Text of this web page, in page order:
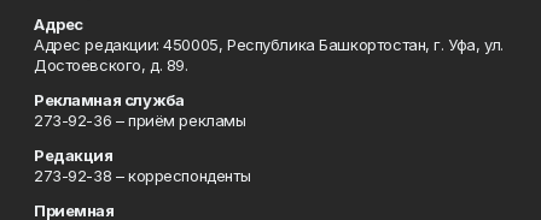
Адрес
Адрес редакции: 450005, Республика Башкортостан, г. Уфа, ул.
Достоевского, д. 89.
Рекламная служба
273-92-36 – приём рекламы
Редакция
273-92-38 – корреспонденты
Приемная